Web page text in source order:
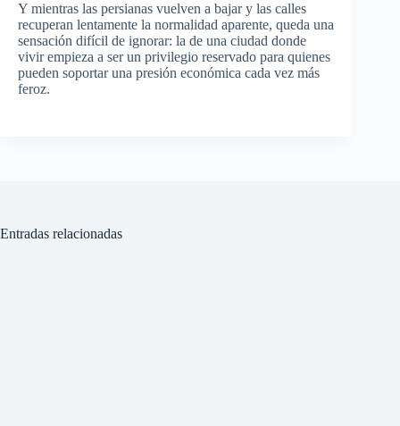
Y mientras las persianas vuelven a bajar y las calles
recuperan lentamente la normalidad aparente, queda una
sensación difícil de ignorar: la de una ciudad donde
vivir empieza a ser un privilegio reservado para quienes
pueden soportar una presión económica cada vez más
feroz.
Entradas relacionadas